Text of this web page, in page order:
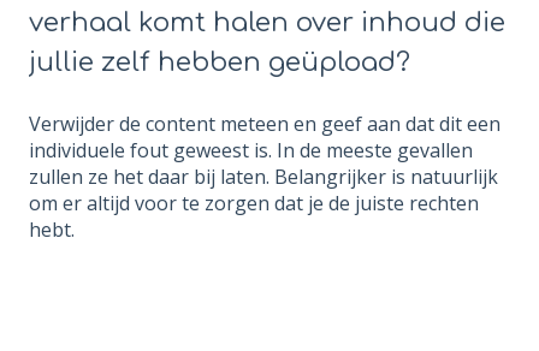
verhaal komt halen over inhoud die
jullie zelf hebben geüpload?
Verwijder de content meteen en geef aan dat dit een
individuele fout geweest is. In de meeste gevallen
zullen ze het daar bij laten. Belangrijker is natuurlijk
om er altijd voor te zorgen dat je de juiste rechten
hebt.